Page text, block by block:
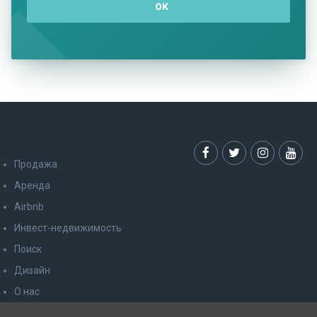
Продажа
Аренда
Airbnb
Инвест-недвижимость
Поиск
Дизайн
О нас